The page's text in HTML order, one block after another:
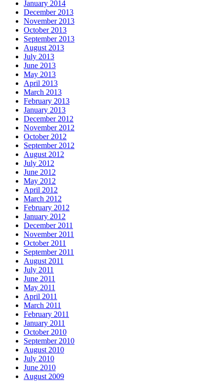
January 2014
December 2013
November 2013
October 2013
September 2013
August 2013
July 2013
June 2013
May 2013
April 2013
March 2013
February 2013
January 2013
December 2012
November 2012
October 2012
September 2012
August 2012
July 2012
June 2012
May 2012
April 2012
March 2012
February 2012
January 2012
December 2011
November 2011
October 2011
September 2011
August 2011
July 2011
June 2011
May 2011
April 2011
March 2011
February 2011
January 2011
October 2010
September 2010
August 2010
July 2010
June 2010
August 2009